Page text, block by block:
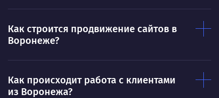
Как строится продвижение сайтов в
Воронеже?
Как происходит работа с клиентами
из Воронежа?